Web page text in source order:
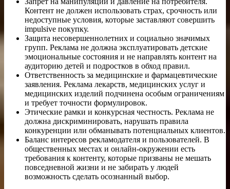
Контент не должен использовать страх, срочность или
недоступные условия, которые заставляют совершить
impulsive покупку.
Защита несовершеннолетних и социально значимых
групп. Реклама не должна эксплуатировать детские
эмоциональные состояния и не направлять контент на
аудиторию детей и подростков в обход правил.
Ответственность за медицинские и фармацевтические
заявления. Реклама лекарств, медицинских услуг и
медицинских изделий подчинена особым ограничениям
и требует точности формулировок.
Этические рамки и конкурсная честность. Реклама не
должна дискриминировать, нарушать правила
конкуренции или обманывать потенциальных клиентов.
Баланс интересов рекламодателя и пользователей. В
общественных местах и онлайн-окружении есть
требования к контенту, которые призваны не мешать
повседневной жизни и не забирать у людей
возможность сделать осознанный выбор.